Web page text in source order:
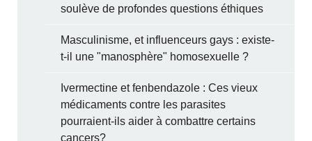
soulève de profondes questions éthiques
Masculinisme, et influenceurs gays : existe-
t-il une "manosphère" homosexuelle ?
Ivermectine et fenbendazole : Ces vieux
médicaments contre les parasites
pourraient-ils aider à combattre certains
cancers?